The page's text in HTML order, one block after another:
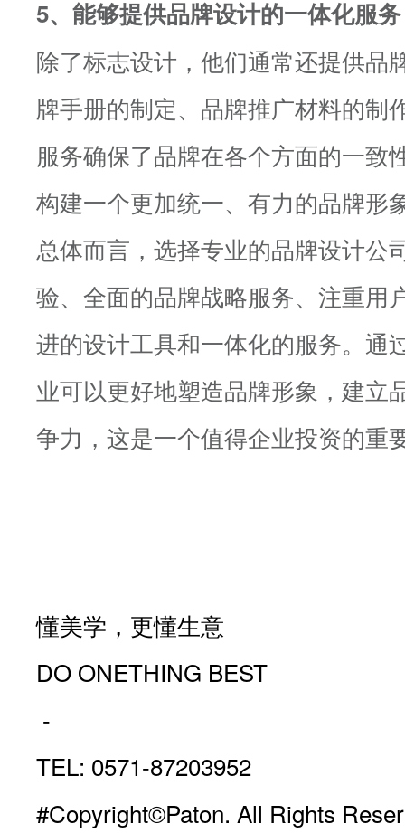
5、能够提供品牌设计的一体化服务
除了标志设计，他们通常还提供品
牌手册的制定、品牌推广材料的制
服务确保了品牌在各个方面的一致
构建一个更加统一、有力的品牌形
总体而言，选择专业的品牌设计公
验、全面的品牌战略服务、注重用
进的设计工具和一体化的服务。通
业可以更好地塑造品牌形象，建立
争力，这是一个值得企业投资的重
懂美学，更懂生意
DO ONETHING BEST
-
TEL: 0571-87203952
#Copyright©Paton. All Rights